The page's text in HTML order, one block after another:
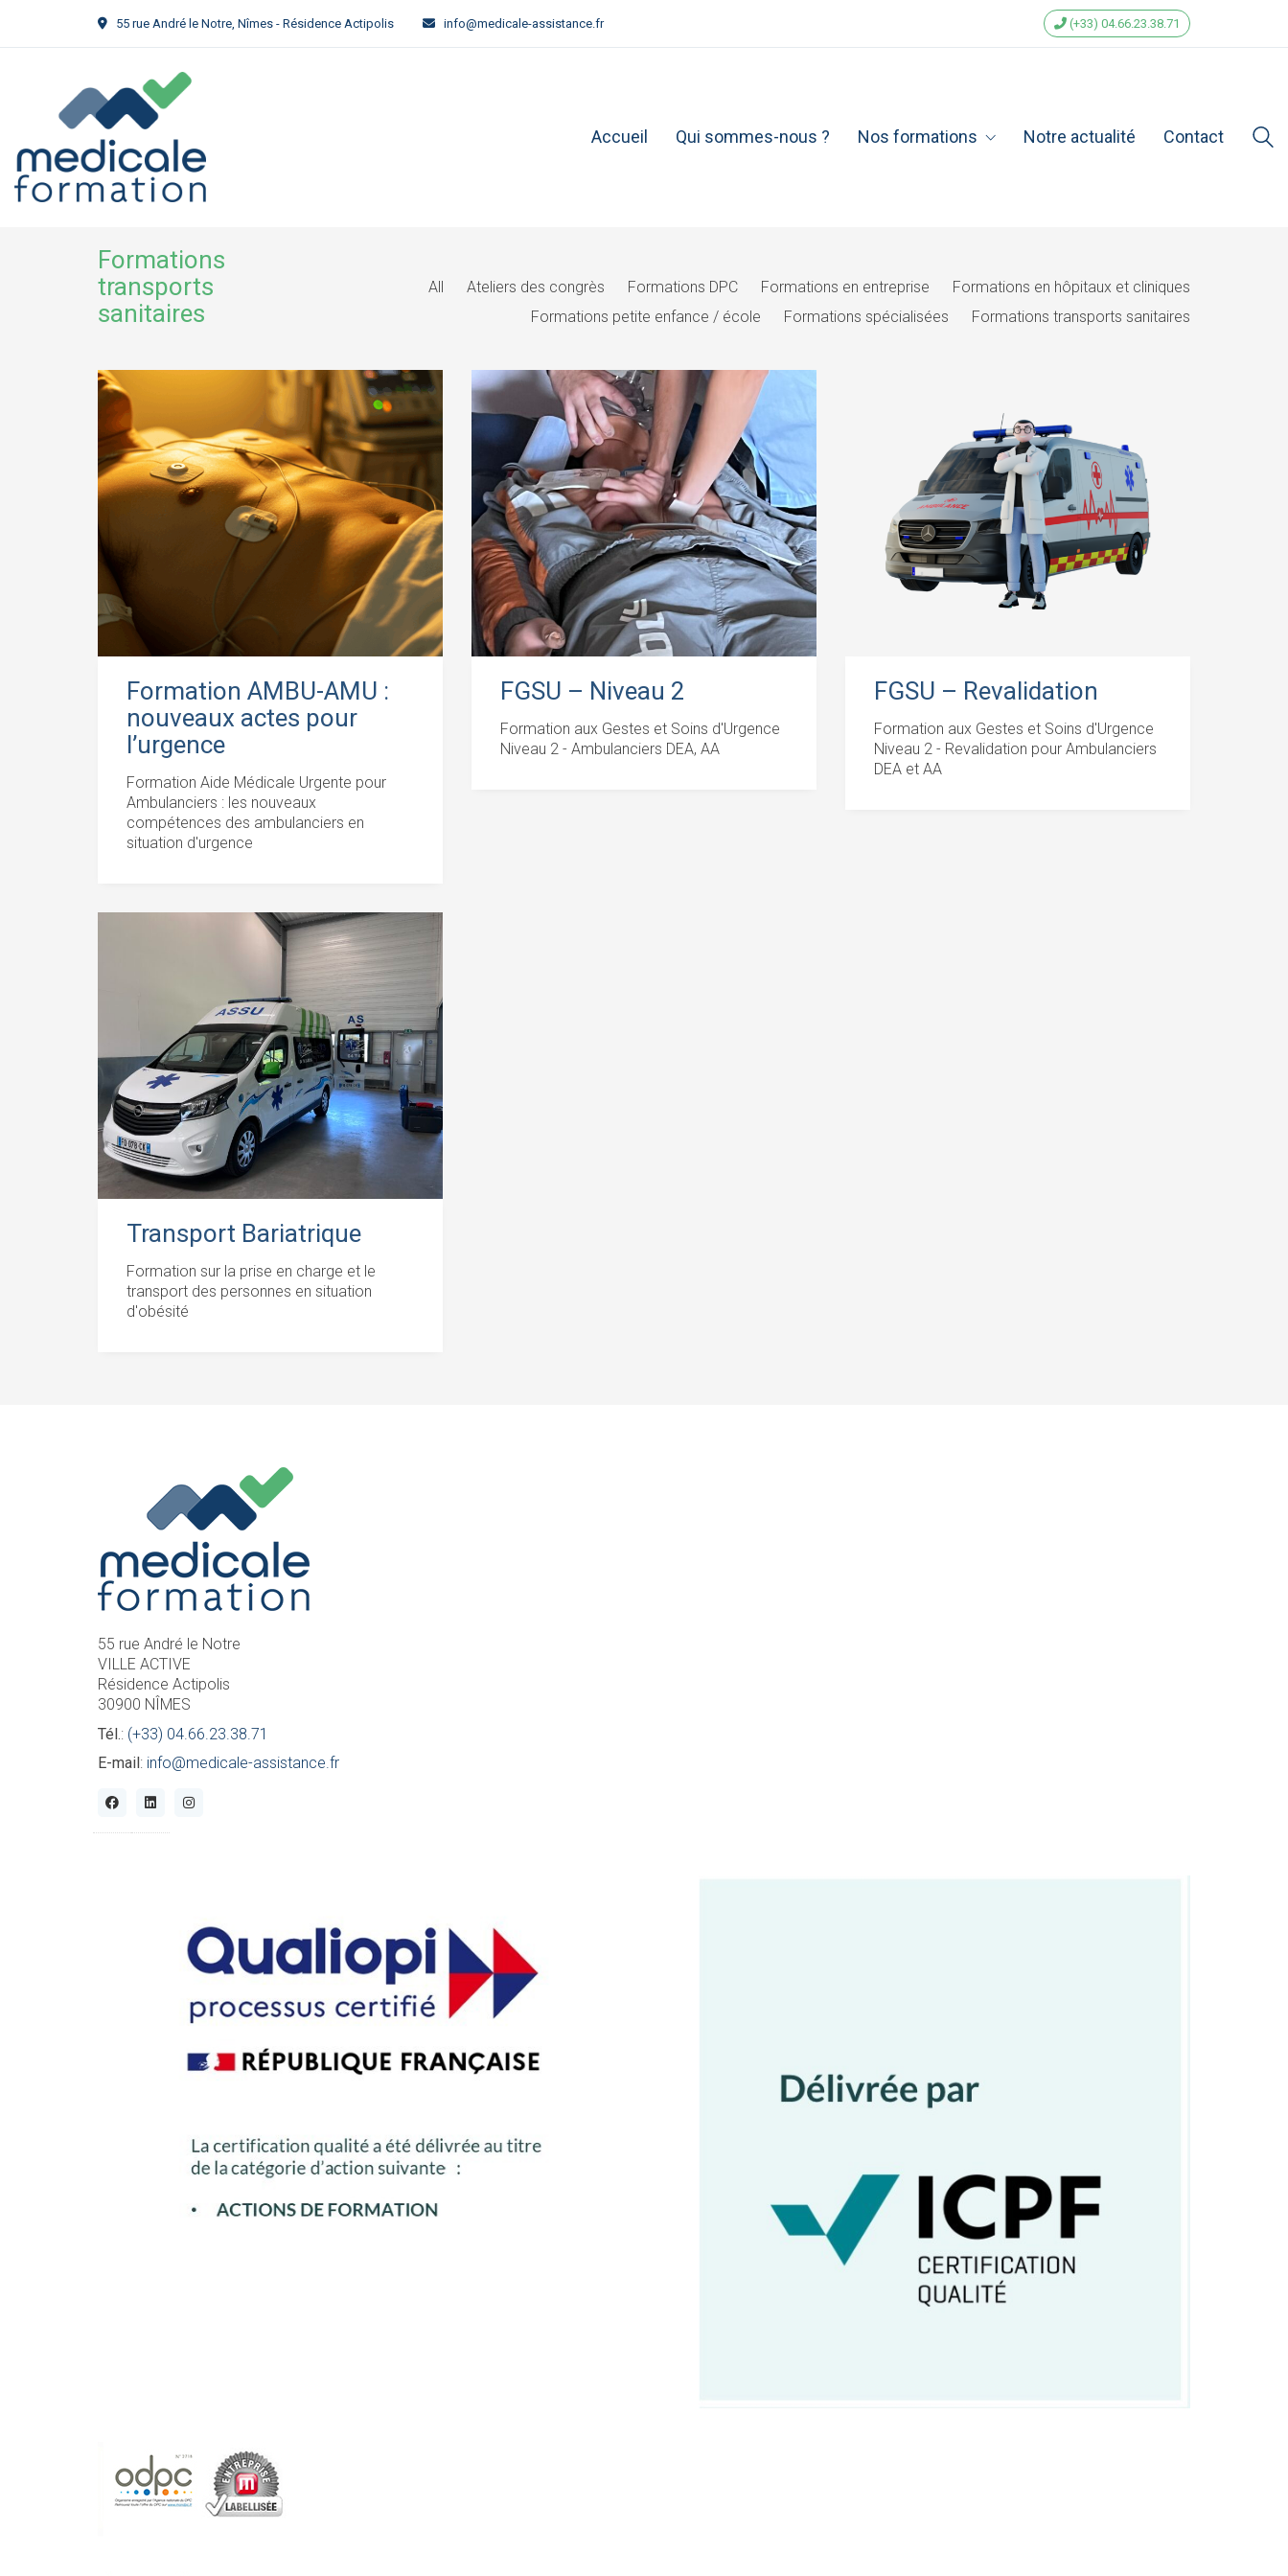
55 rue André le Notre, Nîmes - Résidence Actipolis info@medicale-assistance.fr (+33) 04.66.23.38.71
Accueil Qui sommes-nous ? Nos formations Notre actualité Contact
Formations
transports
sanitaires
All Ateliers des congrès Formations DPC Formations en entreprise
Formations en hôpitaux et cliniques
Formations petite enfance / école
Formations spécialisées Formations transports sanitaires
Formation AMBU-AMU :
nouveaux actes pour
l’urgence
Formation Aide Médicale Urgente pour
Ambulanciers : les nouveaux
compétences des ambulanciers en
situation d'urgence
FGSU – Niveau 2
Formation aux Gestes et Soins d'Urgence
Niveau 2 - Ambulanciers DEA, AA
FGSU – Revalidation
Formation aux Gestes et Soins d'Urgence
Niveau 2 - Revalidation pour Ambulanciers
DEA et AA
Transport Bariatrique
Formation sur la prise en charge et le
transport des personnes en situation
d'obésité
55 rue André le Notre
VILLE ACTIVE
Résidence Actipolis
30900 NÎMES
Tél.: (+33) 04.66.23.38.71
E-mail: info@medicale-assistance.fr